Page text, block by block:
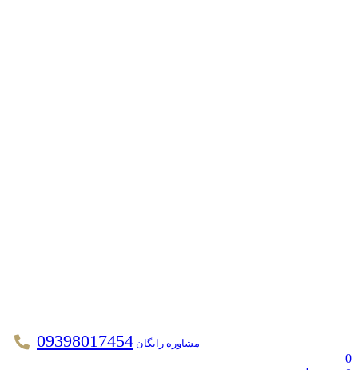
مشاوره رایگان 09398017454